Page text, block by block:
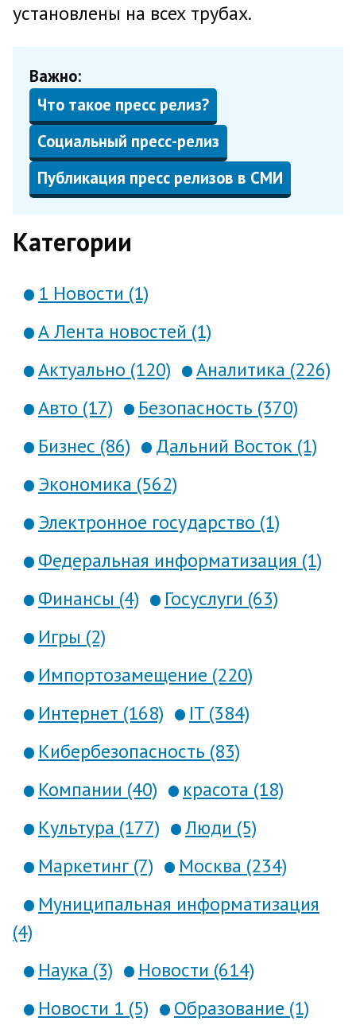
установлены на всех трубах.
Важно:
Что такое пресс релиз?
Социальный пресс-релиз
Публикация пресс релизов в СМИ
Категории
1 Новости (1)
А Лента новостей (1)
Актуально (120)
Аналитика (226)
Авто (17)
Безопасность (370)
Бизнес (86)
Дальний Восток (1)
Экономика (562)
Электронное государство (1)
Федеральная информатизация (1)
Финансы (4)
Госуслуги (63)
Игры (2)
Импортозамещение (220)
Интернет (168)
IT (384)
Кибербезопасность (83)
Компании (40)
красота (18)
Культура (177)
Люди (5)
Маркетинг (7)
Москва (234)
Муниципальная информатизация
(4)
Наука (3)
Новости (614)
Новости 1 (5)
Образование (1)